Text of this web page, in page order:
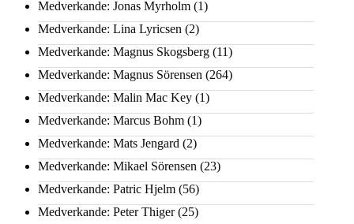
Medverkande: Jonas Myrholm (1)
Medverkande: Lina Lyricsen (2)
Medverkande: Magnus Skogsberg (11)
Medverkande: Magnus Sörensen (264)
Medverkande: Malin Mac Key (1)
Medverkande: Marcus Bohm (1)
Medverkande: Mats Jengard (2)
Medverkande: Mikael Sörensen (23)
Medverkande: Patric Hjelm (56)
Medverkande: Peter Thiger(25)